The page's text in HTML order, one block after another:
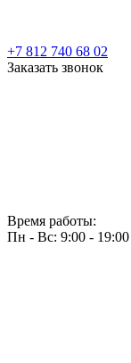
+7 812 740 68 02
Заказать звонок
Время работы:
Пн - Вс: 9:00 - 19:00